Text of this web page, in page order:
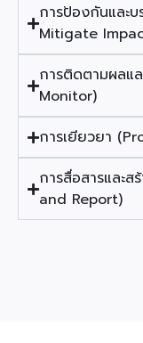
การป้องกันและ
Mitigate
การติดตามผลแ
Monitor)
การเยียวยา
การสื่อสารและ
and Report)